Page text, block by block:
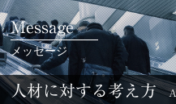
Message
メッセージ
人材に対する考え方